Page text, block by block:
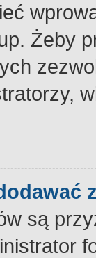
Żeby
są